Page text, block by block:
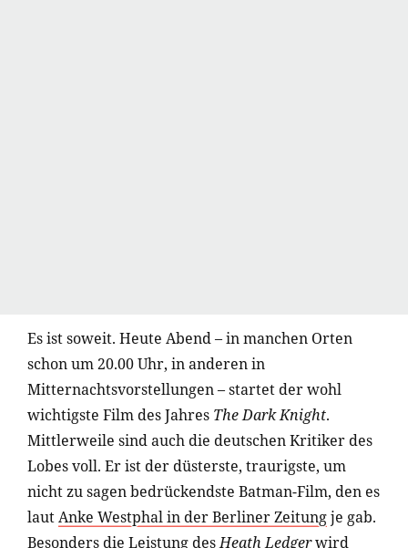
Es ist soweit. Heute Abend – in manchen Orten
schon um 20.00 Uhr, in anderen in
Mitternachtsvorstellungen – startet der wohl
wichtigste Film des Jahres The Dark Knight.
Mittlerweile sind auch die deutschen Kritiker des
Lobes voll. Er ist der düsterste, traurigste, um
nicht zu sagen bedrückendste Batman-Film, den es
lautAnke Westphal in der Berliner Zeitungje gab.
Besonders die Leistung desHeath Ledgerwird